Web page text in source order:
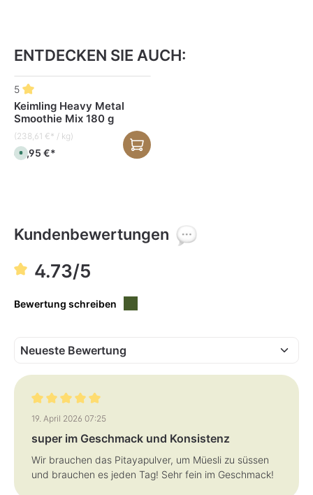
ENTDECKEN SIE AUCH:
Produktgalerie überspringen
Keimling Heavy Metal
Smoothie Mix 180 g
5
(238,61 €* / kg)
S
o
f
ü
a
e
e
i
1
42,95 €*
Kundenbewertungen
4.73/5
Bewertung schreiben
Bewertung mit 5 von 5 Sternen
19. April 2026 07:25
super im Geschmack und Konsistenz
Wir brauchen das Pitayapulver, um Müesli zu süssen
und brauchen es jeden Tag! Sehr fein im Geschmack!